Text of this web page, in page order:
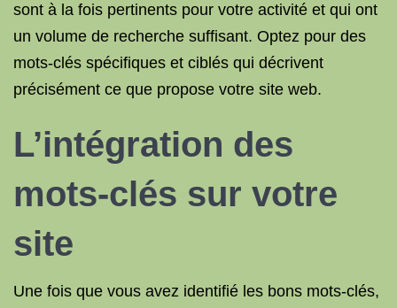
sont à la fois pertinents pour votre activité et qui ont
un volume de recherche suffisant. Optez pour des
mots-clés spécifiques et ciblés qui décrivent
précisément ce que propose votre site web.
L’intégration des
mots-clés sur votre
site
Une fois que vous avez identifié les bons mots-clés,